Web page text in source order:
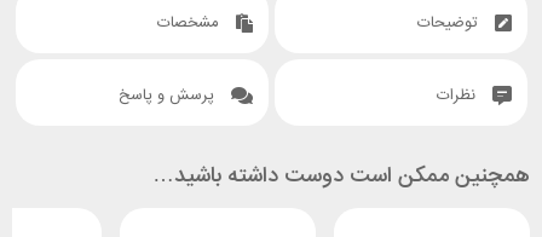
توضیحات مشخصات
نظرات پرسش و پاسخ
همچنین ممکن است دوست داشته باشید…